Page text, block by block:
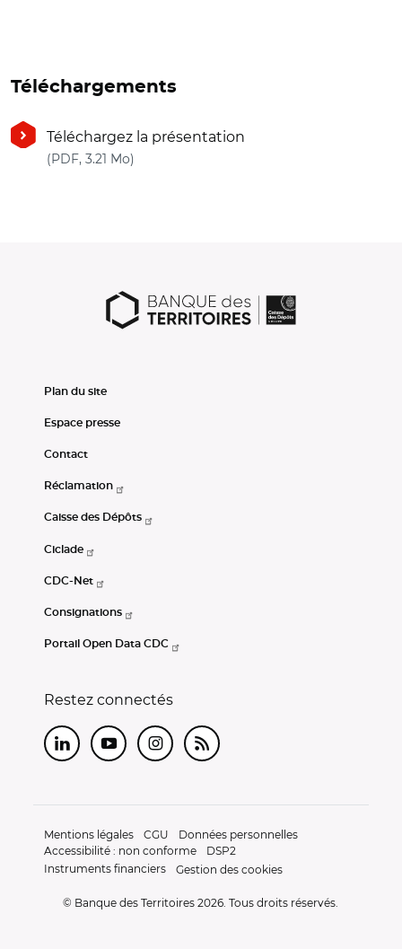
Téléchargements
Téléchargez la présentation
(PDF, 3.21 Mo)
Plan du site
Espace presse
Contact
Réclamation
Caisse des Dépôts
Ciclade
CDC-Net
Consignations
Portail Open Data CDC
Restez connectés
LinkedInYoutubeInstagram
RSS
Mentions légales CGU
Données personnelles
Accessibilité : non conforme
DSP2
Instruments financiers
Gestion des cookies
© Banque des Territoires 2026. Tous droits réservés.